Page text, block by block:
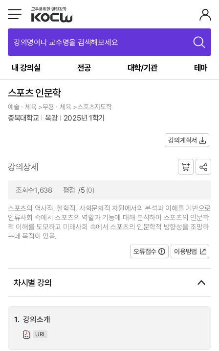
강의명이나 교수명을 검색해보세요
내 강의실 전공 대학/기관 테마
스포츠 인문학
예술ㆍ체육 >무용ㆍ체육 >스포츠지도학
충북대학교 옥광 2025년 1학기
강의계획서
강의상세
조회수1,638 평점 /5 (0)
스포츠의 역사적, 철학적, 사회문화적 차원에서의 분석과 이해를 기반으로
인류사회 속에서 스포츠의 역할과 기능에 대해 분석하여 스포츠의 인문학
적 이해를 도모하고 미래사회 속에서 스포츠의 인문학적 방향성을 조망하
는데 목적이 있음.
오류접수
이용방법
차시별 강의
1. 강의소개
URL